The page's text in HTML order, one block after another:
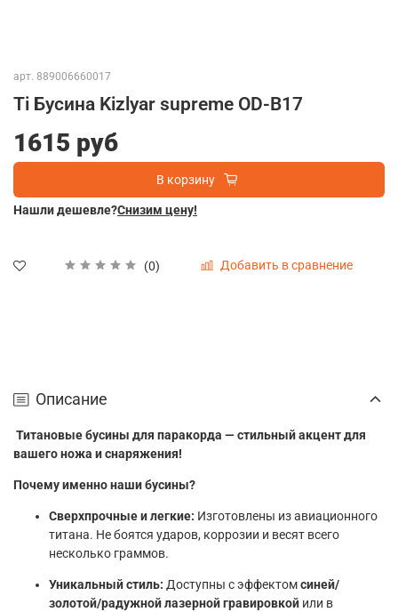
арт. 889006660017
Ti Бусина Kizlyar supreme OD-B17
(0) Добавить в сравнение
1615 руб
В корзину
Нашли дешевле?Снизим цену!
Описание
Титановые бусины для паракорда — стильный акцент для
вашего ножа и снаряжения!
Почему именно наши бусины?
Сверхпрочные и легкие: Изготовлены из авиационного
титана. Не боятся ударов, коррозии и весят всего
несколько граммов.
Уникальный стиль: Доступны с эффектомсиней/
золотой/радужной лазерной гравировкой или в